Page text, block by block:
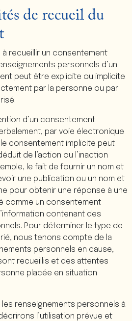
de recueil du
recueillir un consentement
personnels d’un
peut être explicite ou implicite
par la personne ou par
d’un consentement
par voie électronique
consentement implicite peut
de l’action ou l’inaction
le fait de fournir un nom et
une publication ou un nom et
pour obtenir une réponse à une
comme un consentement
contenant des
Pour déterminer le type de
nous tenons compte de la
personnels en cause,
recueillis et des attentes
placée en situation
les renseignements personnels à
l’utilisation prévue et